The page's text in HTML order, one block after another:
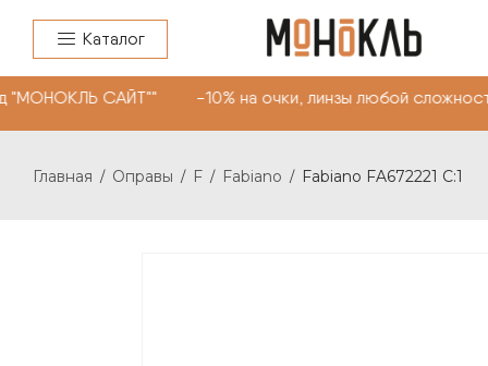
Каталог
САЙТ"" -10% на очки, линзы любой
Главная / Оправы / F / Fabiano / Fabiano FA672221 C:1